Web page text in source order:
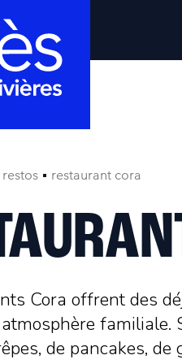
restaurant cora
Cora offrent des
familiale.
de pancakes,